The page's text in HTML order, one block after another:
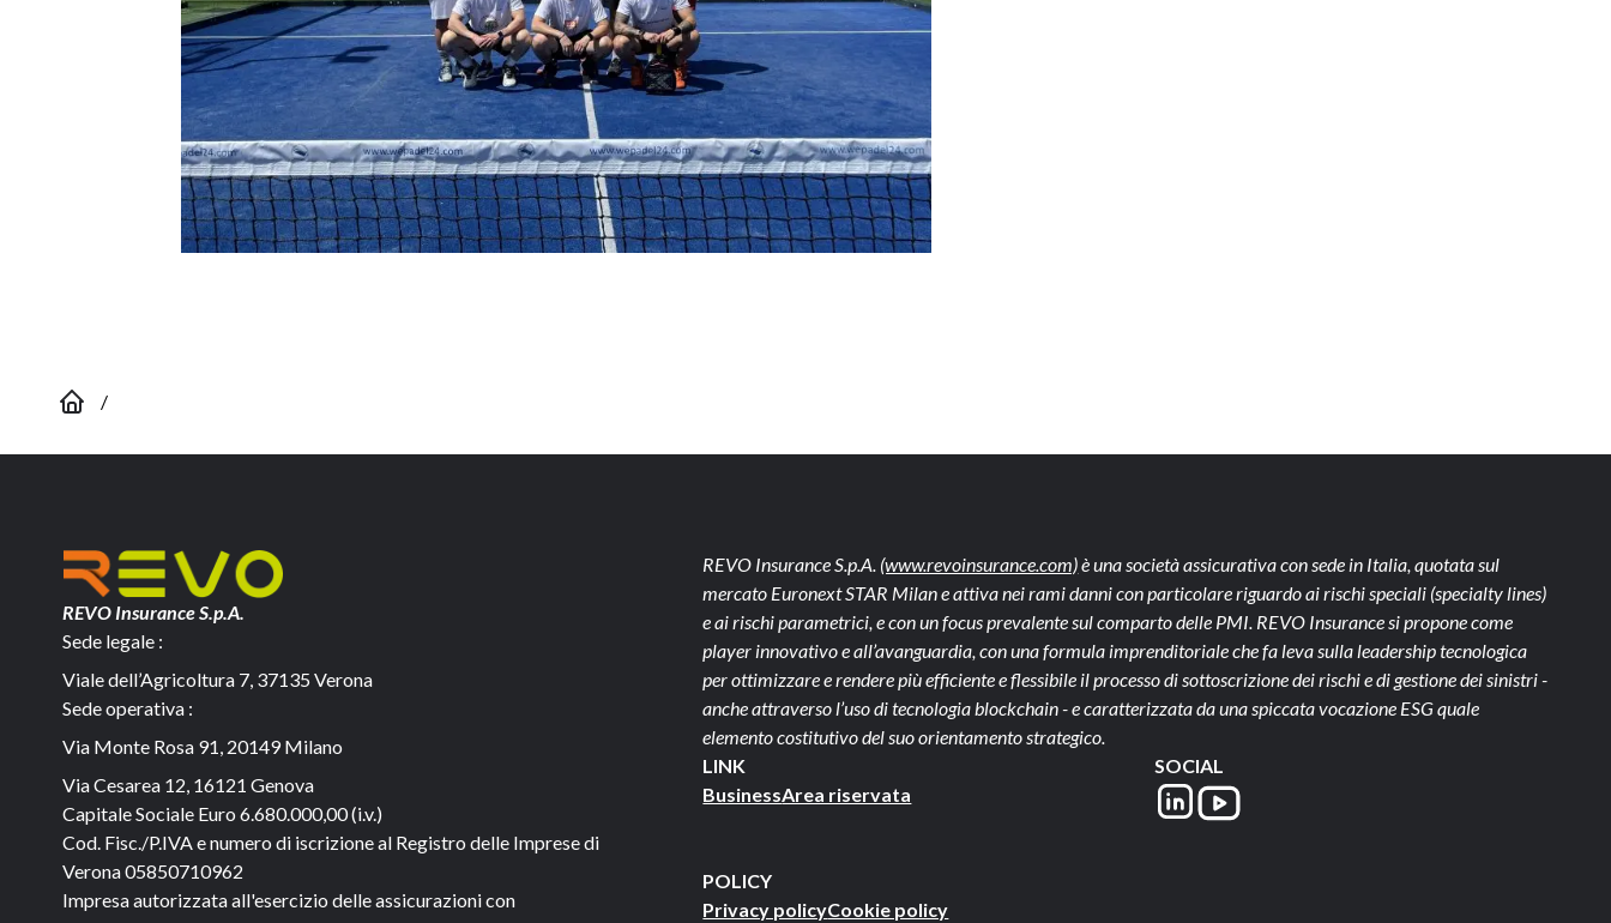
/
REVO Insurance S.p.A.
Sede legale :
Viale dell’Agricoltura 7, 37135 Verona
Sede operativa :
Via Monte Rosa 91, 20149 Milano
Via Cesarea 12, 16121 Genova
Capitale Sociale Euro 6.680.000,00 (i.v.)
Cod. Fisc./P.IVA e numero di iscrizione al Registro delle Imprese di
Verona 05850710962
Impresa autorizzata all'esercizio delle assicurazioni con
REVO Insurance S.p.A. (www.revoinsurance.com)è una società assicurativa con sede in Italia, quotata sul
mercato Euronext STAR Milan e attiva nei rami danni con particolare riguardo ai rischi speciali (specialty lines)
e ai rischi parametrici, e con un focus prevalente sul comparto delle PMI. REVO Insurance si propone come
player innovativo e all’avanguardia, con una formula imprenditoriale che fa leva sulla leadership tecnologica
per ottimizzare e rendere più efficiente e flessibile il processo di sottoscrizione dei rischi e di gestione dei sinistri -
anche attraverso l’uso di tecnologia blockchain - e caratterizzata da una spiccata vocazione ESG quale
elemento costitutivo del suo orientamento strategico.
LINK
BusinessArea riservata
POLICY
Privacy policyCookie policy
SOCIAL